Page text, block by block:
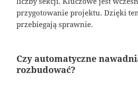
przygotowanie projektu. Dzięki
przebiegają sprawnie.
Czy automatyczne
rozbudować?